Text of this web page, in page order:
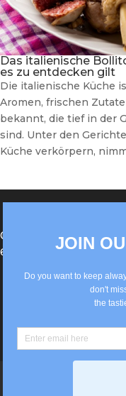
Das italienische
es zu entdecken gilt
Die italienische Küche
Aromen, frischen
bekannt, die tief in der
sind. Unter den
Küche verkörpern,
®Berlin Italian
62867442